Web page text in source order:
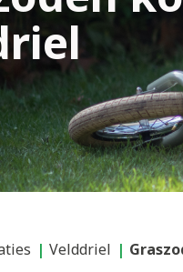
Velddriel